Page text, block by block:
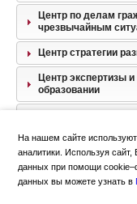
Центр по делам
чрезвычайным
Центр стратегии
Центр экспертизы
образовании
Юридическое
На нашем сайте
аналитики. Используя
данных при помощи
данных вы можете узнать в